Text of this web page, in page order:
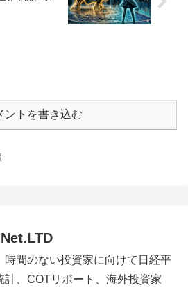
ントを書き込む
時間のない投資家に向けて日経平
計、COTリポート、海外投資家